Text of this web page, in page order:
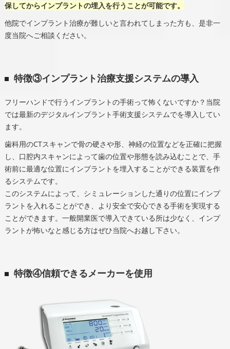
保してからインプラントの埋入を行うことが可能です。
他院でインプラント治療が難しいと言われてしまった方も、是非一
度当院へご相談ください。
特徴③インプラント治療支援システムの導入
フリーハンドで行うインプラントの手術って怖くないですか？当院
では最新のデジタルインプラント手術支援システムでを導入してい
ます。
歯科用のCTスキャンで骨の硬さや形、神経の位置などを正確に把握
し、口腔内スキャンによって歯の位置や形態を読み込むことで、手
術前に最適な位置にインプラントを埋入することができる装置を作
るシステムです。
このシステムによって、シミュレーションした通りの位置にインプ
ラントを入れることができ、より安全で安心できる手術を実現する
ことができます。一般開業医で導入できている所は少なく、インプ
ラントが怖いなと感じる方はぜひ当院へお越し下さい。
特徴④信頼できるメーカーを使用